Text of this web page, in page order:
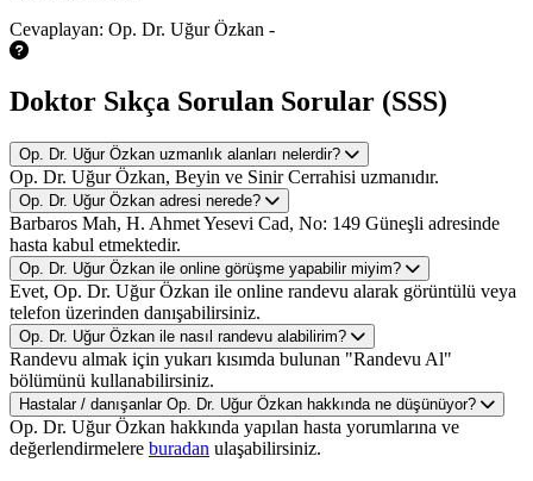
Cevaplayan: Op. Dr. Uğur Özkan -
Doktor Sıkça Sorulan Sorular (SSS)
Op. Dr. Uğur Özkan uzmanlık alanları nelerdir?
Op. Dr. Uğur Özkan, Beyin ve Sinir Cerrahisi uzmanıdır.
Op. Dr. Uğur Özkan adresi nerede?
Barbaros Mah, H. Ahmet Yesevi Cad, No: 149 Güneşli adresinde
hasta kabul etmektedir.
Op. Dr. Uğur Özkan ile online görüşme yapabilir miyim?
Evet, Op. Dr. Uğur Özkan ile online randevu alarak görüntülü veya
telefon üzerinden danışabilirsiniz.
Op. Dr. Uğur Özkan ile nasıl randevu alabilirim?
Randevu almak için yukarı kısımda bulunan "Randevu Al"
bölümünü kullanabilirsiniz.
Hastalar / danışanlar Op. Dr. Uğur Özkan hakkında ne düşünüyor?
Op. Dr. Uğur Özkan hakkında yapılan hasta yorumlarına ve
değerlendirmelere buradan ulaşabilirsiniz.